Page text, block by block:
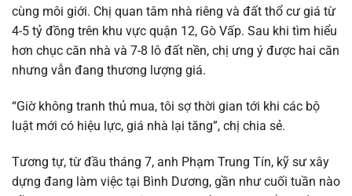
cùng môi giới. Chị quan tâm nhà riêng và đất thổ cư giá từ
4-5 tỷ đồng trên khu vực quận 12, Gò Vấp. Sau khi tìm hiểu
hơn chục căn nhà và 7-8 lô đất nền, chị ưng ý được hai căn
nhưng vẫn đang thương lượng giá.
“Giờ không tranh thủ mua, tôi sợ thời gian tới khi các bộ
luật mới có hiệu lực, giá nhà lại tăng”, chị chia sẻ.
Tương tự, từ đầu tháng 7, anh Phạm Trung Tín, kỹ sư xây
dựng đang làm việc tại Bình Dương, gần như cuối tuần nào